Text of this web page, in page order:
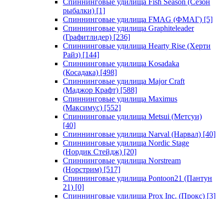
Спиннинговые удилища Fish Season (Сезон
рыбалки) [1]
Спиннинговые удилища FMAG (ФМАГ) [5]
Спиннинговые удилища Graphiteleader
(Графитлидер) [236]
Спиннинговые удилища Hearty Rise (Херти
Райз) [144]
Спиннинговые удилища Kosadaka
(Косадака) [498]
Спиннинговые удилища Major Craft
(Маджор Крафт) [588]
Спиннинговые удилища Maximus
(Максимус) [552]
Спиннинговые удилища Metsui (Метсуи)
[40]
Спиннинговые удилища Narval (Нарвал) [40]
Спиннинговые удилища Nordic Stage
(Нордик Стейдж) [20]
Спиннинговые удилища Norstream
(Норстрим) [517]
Спиннинговые удилища Pontoon21 (Пантун
21) [0]
Спиннинговые удилища Prox Inc. (Прокс) [3]